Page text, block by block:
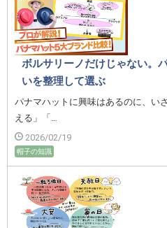
ボルサリーノだけじゃない。
いを整理して選ぶ
パナマハットに興味はあるのに、い
える」「…
2026/02/19
帽子の知識